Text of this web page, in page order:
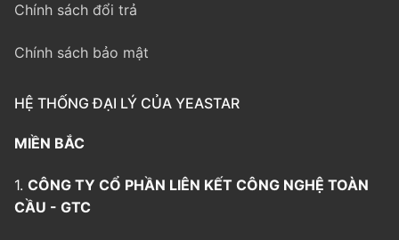
Chính sách đổi trả
Chính sách bảo mật
HỆ THỐNG ĐẠI LÝ CỦA YEASTAR
MIỀN BẮC
1. CÔNG TY CỔ PHẦN LIÊN KẾT CÔNG NGHỆ TOÀN
CẦU - GTC